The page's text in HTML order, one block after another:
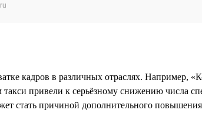
кадров в различных отраслях. Например,
привели к серьёзному снижению числа
стать причиной дополнительного